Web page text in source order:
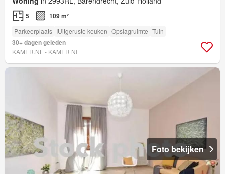
5 109 m²
Parkeerplaats IUitgeruste keuken Opslagruimte Tuin
30+ dagen geleden
KAMER.NL - KAMER NI
Foto bekijken